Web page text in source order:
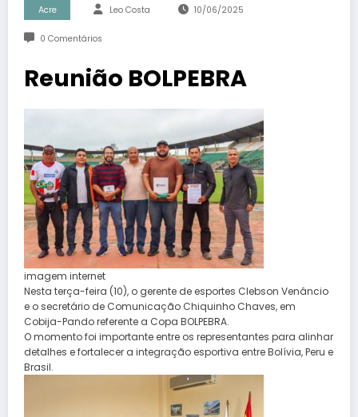
Acre Leo Costa 10/06/2025
0 Comentários
Reunião BOLPEBRA
imagem internet
Nesta terça-feira (10), o gerente de esportes Clebson Venâncio
e o secretário de Comunicação Chiquinho Chaves, em
Cobija-Pando referente a Copa BOLPEBRA.
O momento foi importante entre os representantes para alinhar
detalhes e fortalecer a integração esportiva entre Bolívia, Peru e
Brasil.